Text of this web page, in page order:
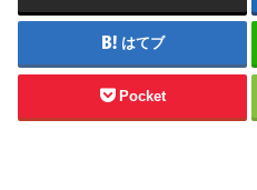
はてブ
Pocket